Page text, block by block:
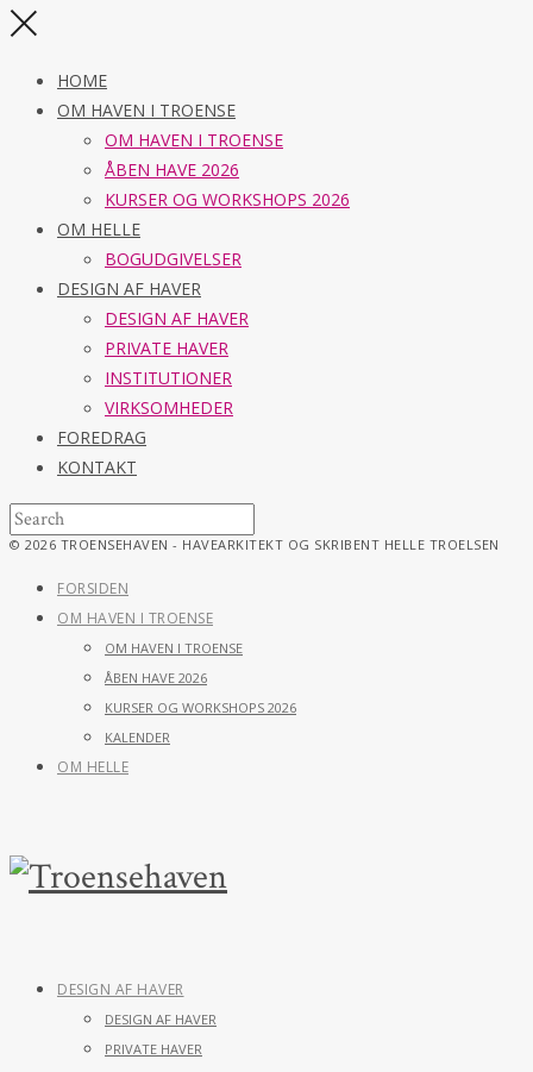
HOME
OM HAVEN I TROENSE
OM HAVEN I TROENSE
ÅBEN HAVE 2026
KURSER OG WORKSHOPS 2026
OM HELLE
BOGUDGIVELSER
DESIGN AF HAVER
DESIGN AF HAVER
PRIVATE HAVER
INSTITUTIONER
VIRKSOMHEDER
FOREDRAG
KONTAKT
© 2026 TROENSEHAVEN - HAVEARKITEKT OG SKRIBENT HELLE TROELSEN
FORSIDEN
OM HAVEN I TROENSE
OM HAVEN I TROENSE
ÅBEN HAVE 2026
KURSER OG WORKSHOPS 2026
KALENDER
OM HELLE
DESIGN AF HAVER
DESIGN AF HAVER
PRIVATE HAVER